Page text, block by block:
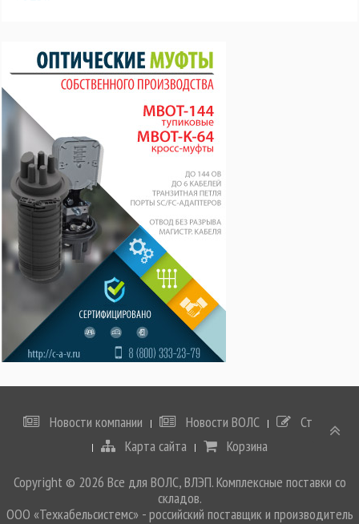
Новости компании Новости ВОЛС
Статьи
Карта сайта
Корзина
Copyright © 2026 Все для ВОЛС, ВЛЭП. Комплексные поставки со
складов.
ООО «Техкабельсистемс» - российский поставщик и производитель